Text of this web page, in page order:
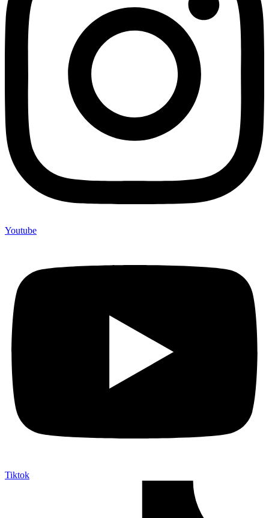
Youtube
Tiktok